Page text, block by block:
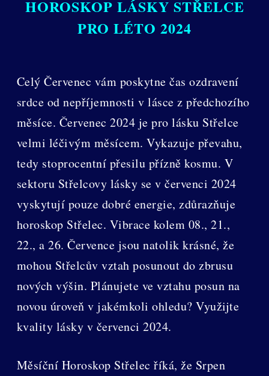
HOROSKOP LÁSKY STŘELCE
PRO LÉTO 2024
Celý Červenec vám poskytne čas ozdravení
srdce od nepříjemnosti v lásce z předchozího
měsíce. Červenec 2024 je pro lásku Střelce
velmi léčivým měsícem. Vykazuje převahu,
tedy stoprocentní přesilu přízně kosmu. V
sektoru Střelcovy lásky se v červenci 2024
vyskytují pouze dobré energie, zdůrazňuje
horoskop Střelec. Vibrace kolem 08., 21.,
22., a 26. Července jsou natolik krásné, že
mohou Střelcův vztah posunout do zbrusu
nových výšin. Plánujete ve vztahu posun na
novou úroveň v jakémkoli ohledu? Využijte
kvality lásky v červenci 2024.
Měsíční Horoskop Střelec říká, že Srpen